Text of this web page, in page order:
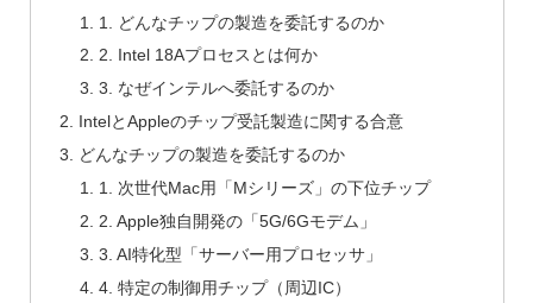
1. どんなチップの製造を委託するのか
2. Intel 18Aプロセスとは何か
3. なぜインテルへ委託するのか
IntelとAppleのチップ受託製造に関する合意
どんなチップの製造を委託するのか
1. 次世代Mac用「Mシリーズ」の下位チップ
2. Apple独自開発の「5G/6Gモデム」
3. AI特化型「サーバー用プロセッサ」
4. 特定の制御用チップ（周辺IC）